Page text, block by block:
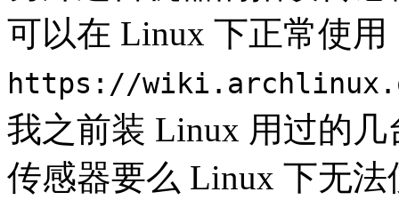
可以在 Linux 下正常使
https://
我之前装 Linux 用过的
传感器要么 Linux 下无